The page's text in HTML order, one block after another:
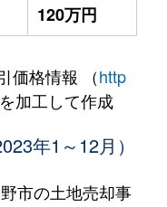
120万円
価格情報 （http
加工して作成
年1～12月）
市の土地売却事